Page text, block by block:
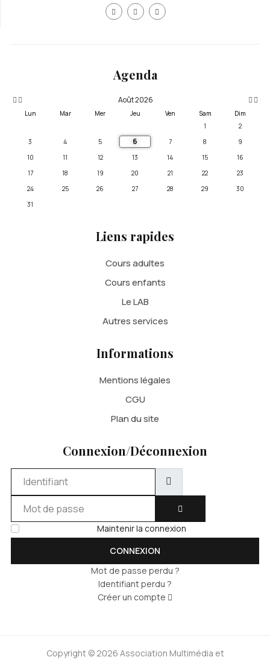
Agenda
Août 2026
Lun Mar Mer Jeu Ven Sam
Dim
1
2
3
4 5 6 7 8
9
10
11 12 13 14 15
16
17
18 19 20 21 22
23
24
25 26 27 28 29
30
31
Liens rapides
Cours adultes
Cours enfants
Le LAB
Autres services
Informations
Mentions légales
CGU
Plan du site
Connexion/Déconnexion
AFFICHER LE MOT DE
Maintenir la connexion
CONNEXION
Mot de passe perdu ?
Identifiant perdu ?
Créer un compte
Copyright © 2026 Association Multimédia et